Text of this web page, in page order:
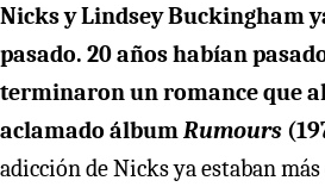
Nicks y Lindsey Buckingham
pasado. 20 años habían
terminaron un romance que
aclamado álbumRumours
adicción de Nicks ya estaban